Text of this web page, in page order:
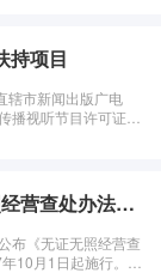
持项目
视听节目许可证》
重磅！李克强签署国务院令公布《无证无照经营查处办法》（内附办法全文）
布《无证无照经营查
10月1日起施行。